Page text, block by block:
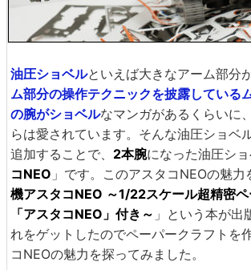
油圧ショベルといえば大きなアーム部分
ム部分の操作テクニックを披露している
の腕がショベルなマンガがあるくらいに
らは愛されています。そんな油圧ショベ
追加することで、 2本腕になった油圧シ
コNEO 」です。このアスタコNEOの魅力
機アスタコNEO ～1/22スケール超精密ペ
「アスタコNEO」付き～ 」という本が出
れをゲットしたのでペーパークラフトを
コNEOの魅力を探ってみました。